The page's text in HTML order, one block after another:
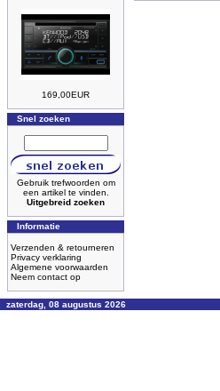
169,00EUR
Snel zoeken
Gebruik trefwoorden om
een artikel te vinden.
Uitgebreid zoeken
Informatie
Verzenden & retourneren
Privacy verklaring
Algemene voorwaarden
Neem contact op
zaterdag, 08 augustus 2026